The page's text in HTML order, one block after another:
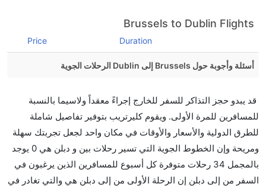
Brussels to Dublin Flights
Duration
Price
أسئلة وأجوبة حول Brussels إلى Dublin الرحلات الجوية
إلىدبلن مما تستغرقه الخطوط الجوية الأخرى؟
نعم. توفر كل من أسرع رحلات الطيران على هذا الطريق،
هل توفر شركات الطيران مساحة إضافية للنوم؟
كثير من خطوط طيران درجة رجال الأعمال توفر مساحة
إضافية للنوم.
قد يبدو حجز التذاكر للسفر للخارج إجراءً معقداً ولاسيما بالنسبة
للمسافرين للمرة الأولى. ويقوم كليرتريب بتوفير تفاصيل شاملة
للطرق الدولية والأسعار والأوقات في مكان واحد لجعل تجربتك سهلة
ومريحة وإن الخطوط الجوية التي تسير رحلات بين و دبلن هي 0 يوجد
بالمجمل 34 رحلات متوفرة كل أسبوع للمسافرين الذين يرغبون في
السفر من إلى دبلن إن الرحلة الأولى من إلى دبلن هي والتي تغادر في